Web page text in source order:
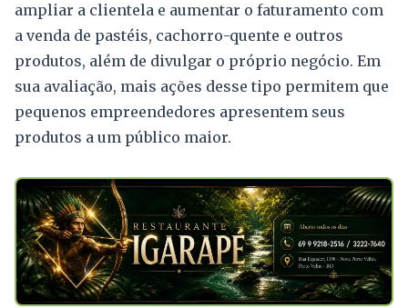
ampliar a clientela e aumentar o faturamento com
a venda de pastéis, cachorro-quente e outros
produtos, além de divulgar o próprio negócio. Em
sua avaliação, mais ações desse tipo permitem que
pequenos empreendedores apresentem seus
produtos a um público maior.